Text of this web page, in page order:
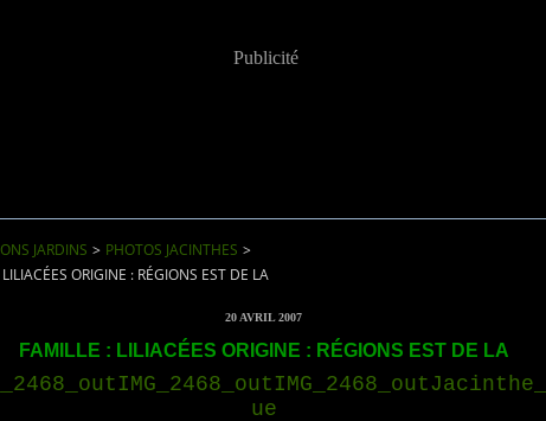
Publicité
JARDINS > PHOTOS JACINTHES >
ORIGINE : RÉGIONS EST DE LA
20 AVRIL 2007
FAMILLE : LILIACÉES ORIGINE : RÉGIONS EST DE LA